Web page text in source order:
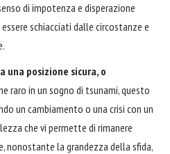
di impotenza e disperazione
schiacciati dalle circostanze e
una posizione sicura, o
raro in un sogno di tsunami, questo
un cambiamento o una crisi con un
che vi permette di rimanere
nonostante la grandezza della sfida,